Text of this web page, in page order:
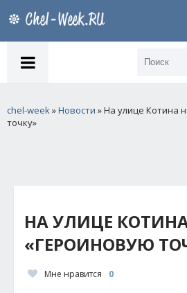
chel-week»Новости » На улице Котина
точку»
НА УЛИЦЕ
«ГЕРОИНОВУЮ
Мне нравится 0